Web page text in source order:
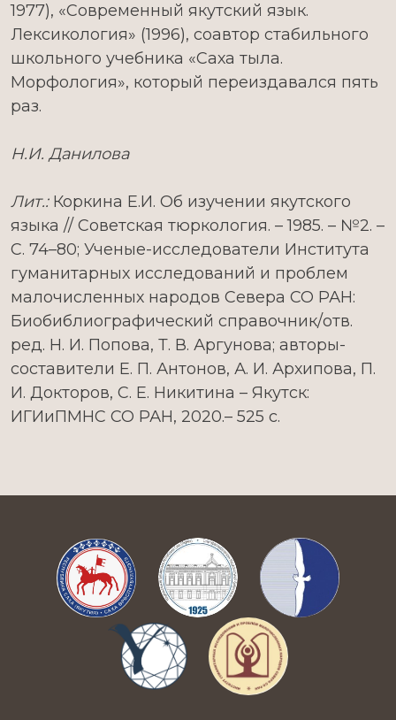
1977), «Современный якутский язык.
Лексикология» (1996), соавтор стабильного
школьного учебника «Саха тыла.
Морфология», который переиздавался пять
раз.
Н.И. Данилова
Лит.:Коркина Е.И. Об изучении якутского
языка // Советская тюркология. – 1985. – №2. –
С. 74–80; Ученые-исследователи Института
гуманитарных исследований и проблем
малочисленных народов Севера СО РАН:
Биобиблиографический справочник/отв.
ред. Н. И. Попова, Т. В. Аргунова; авторы-
составители Е. П. Антонов, А. И. Архипова, П.
И. Докторов, С. Е. Никитина – Якутск:
ИГИиПМНС СО РАН, 2020.– 525 с.